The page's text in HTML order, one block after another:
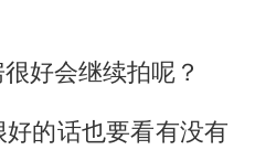
好会继续拍呢？
的话也要看有没有